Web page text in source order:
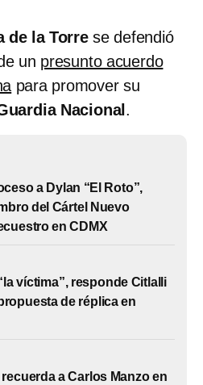
de la Torrese defendió
un presunto acuerdo
para promover su
Nacional .
a Dylan “El Roto”,
del Cártel Nuevo
en CDMX
víctima”, responde Citlalli
de réplica en
a Carlos Manzo en